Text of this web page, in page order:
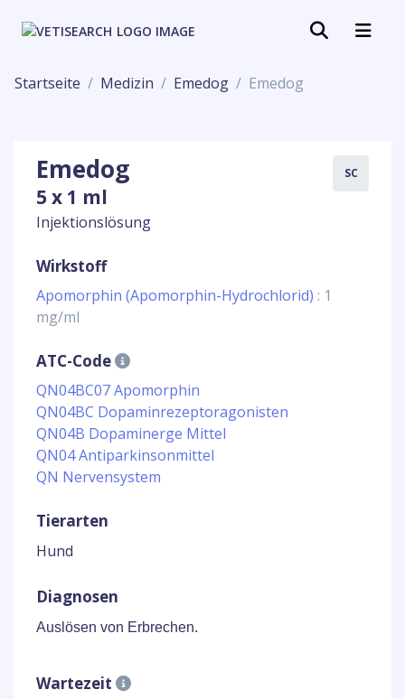
Startseite Medizin Emedog Emedog
Emedog
5 x 1 ml
Injektionslösung
SC
Wirkstoff
Apomorphin (Apomorphin-Hydrochlorid) : 1
mg/ml
ATC-Code
QN04BC07 Apomorphin
QN04BC Dopaminrezeptoragonisten
QN04B Dopaminerge Mittel
QN04 Antiparkinsonmittel
QN Nervensystem
Tierarten
Hund
Diagnosen
Auslösen von Erbrechen.
Wartezeit